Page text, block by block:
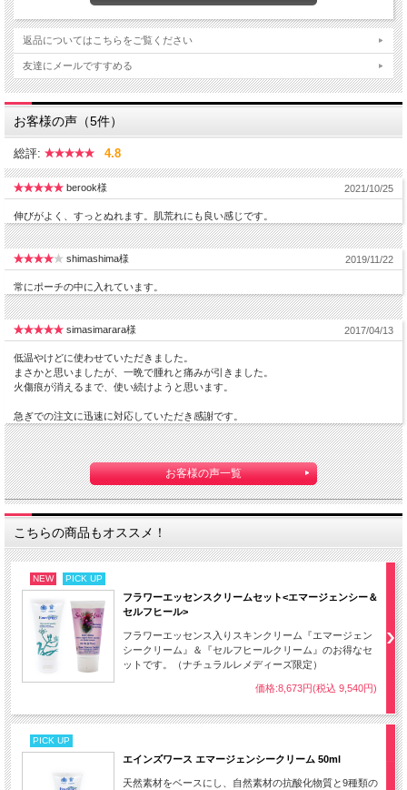
返品についてはこちらをご覧ください
友達にメールですすめる
お客様の声（5件）
総評: 4.8
berook様 2021/10/25
伸びがよく、すっとぬれます。肌荒れにも良い感じです。
shimashima様 2019/11/22
常にポーチの中に入れています。
simasimarara様 2017/04/13
低温やけどに使わせていただきました。
まさかと思いましたが、一晩で腫れと痛みが引きました。
火傷痕が消えるまで、使い続けようと思います。
急ぎでの注文に迅速に対応していただき感謝です。
お客様の声一覧
こちらの商品もオススメ！
NEW PICK UP
フラワーエッセンスクリームセット<エマージェンシー＆
セルフヒール>
フラワーエッセンス入りスキンクリーム『エマージェン
シークリーム』＆『セルフヒールクリーム』のお得なセ
ットです。（ナチュラルレメディーズ限定）
価格:8,673円(税込 9,540円)
PICK UP
エインズワース エマージェンシークリーム 50ml
天然素材をベースにし、自然素材の抗酸化物質と9種類の